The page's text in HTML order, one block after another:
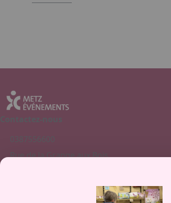
Rue de la Grange aux Bois